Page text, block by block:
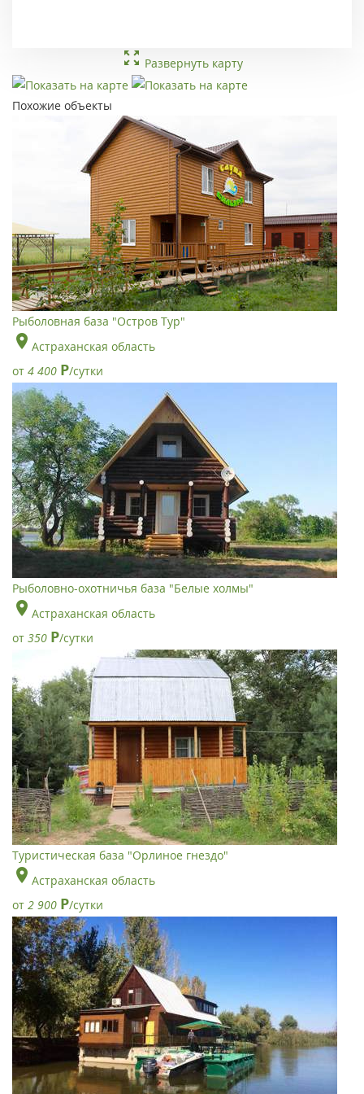
Развернуть карту
Похожие объекты
Рыболовная база "Остров Тур"
Астраханская область
от 4 400 Р/сутки
Рыболовно-охотничья база "Белые холмы"
Астраханская область
от 350 Р/сутки
Туристическая база "Орлиное гнездо"
Астраханская область
от 2 900 Р/сутки